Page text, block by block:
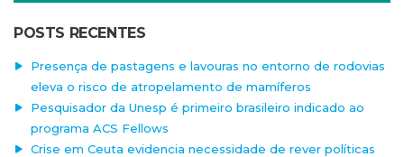
POSTS RECENTES
Presença de pastagens e lavouras no entorno de rodovias
eleva o risco de atropelamento de mamíferos
Pesquisador da Unesp é primeiro brasileiro indicado ao
programa ACS Fellows
Crise em Ceuta evidencia necessidade de rever políticas